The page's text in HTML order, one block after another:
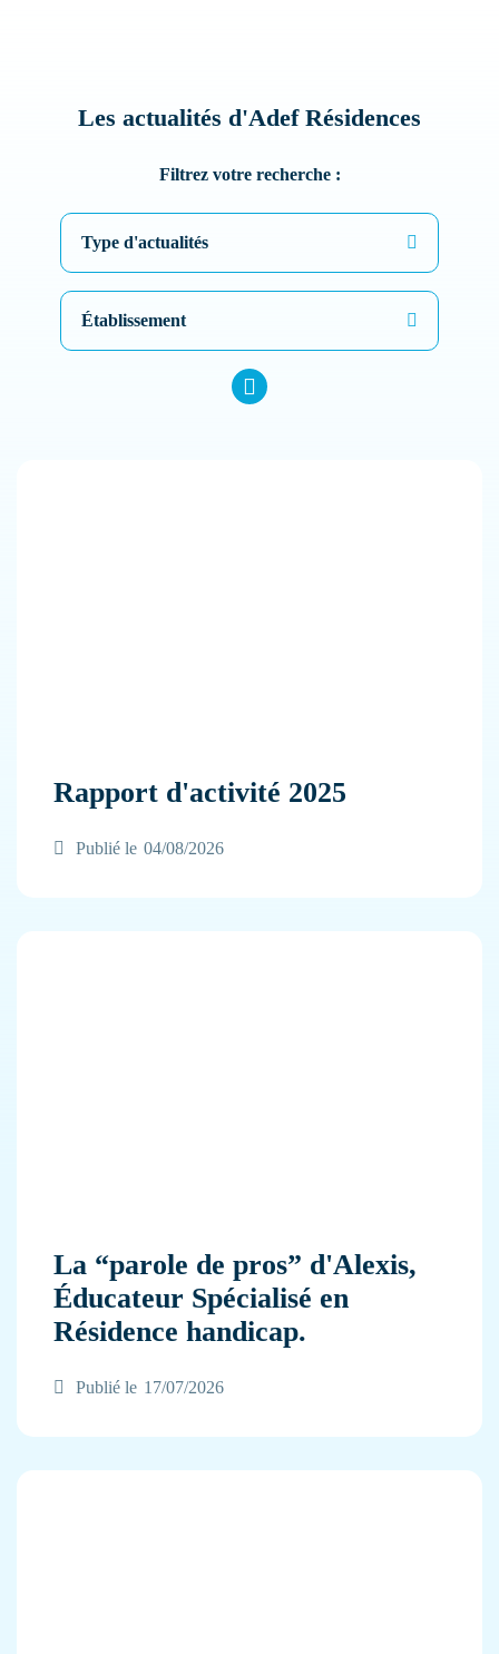
Les actualités d'Adef Résidences
Filtrez votre recherche :
Type d'actualités
Établissement
Rapport d'activité 2025
Publié le 04/08/2026
La “parole de pros” d'Alexis,
Éducateur Spécialisé en
Résidence handicap.
Publié le 17/07/2026